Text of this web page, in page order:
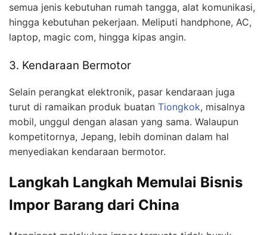
semua jenis kebutuhan rumah tangga, alat komunikasi,
hingga kebutuhan pekerjaan. Meliputi handphone, AC,
laptop, magic com, hingga kipas angin.
3. Kendaraan Bermotor
Selain perangkat elektronik, pasar kendaraan juga
turut di ramaikan produk buatan Tiongkok, misalnya
mobil, unggul dengan alasan yang sama. Walaupun
kompetitornya, Jepang, lebih dominan dalam hal
menyediakan kendaraan bermotor.
Langkah Langkah Memulai Bisnis
Impor Barang dari China